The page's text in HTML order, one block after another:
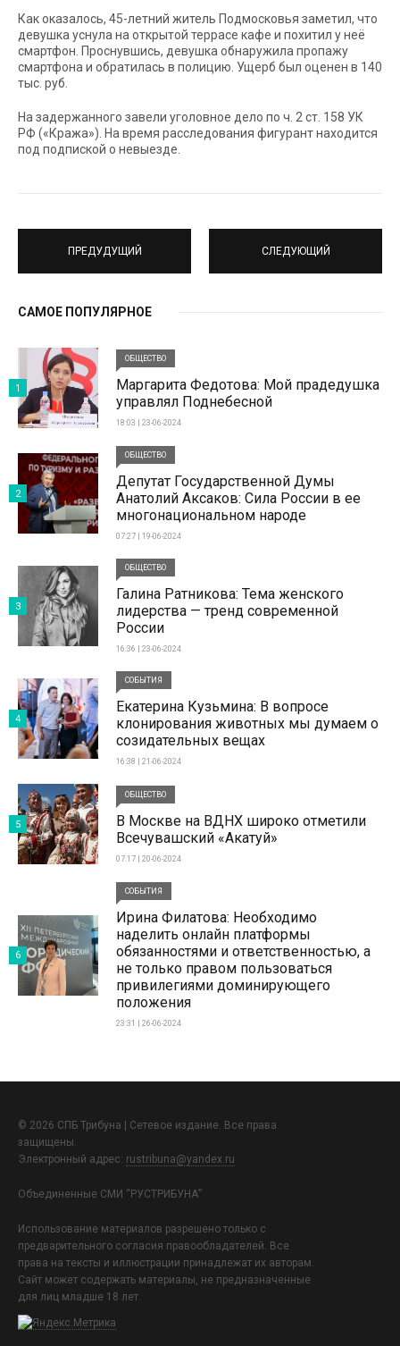
Как оказалось, 45-летний житель Подмосковья заметил, что
девушка уснула на открытой террасе кафе и похитил у неё
смартфон. Проснувшись, девушка обнаружила пропажу
смартфона и обратилась в полицию. Ущерб был оценен в 140
тыс. руб.
На задержанного завели уголовное дело по ч. 2 ст. 158 УК
РФ («Кража»). На время расследования фигурант находится
под подпиской о невыезде.
ПРЕДУДУЩИЙ СЛЕДУЮЩИЙ
САМОЕ ПОПУЛЯРНОЕ
ОБЩЕСТВО
Маргарита Федотова: Мой прадедушка
управлял Поднебесной
18:03 | 23-06-2024
1
ОБЩЕСТВО
Депутат Государственной Думы
Анатолий Аксаков: Сила России в ее
многонациональном народе
07:27 | 19-06-2024
2
ОБЩЕСТВО
Галина Ратникова: Тема женского
лидерства — тренд современной
России
16:36 | 23-06-2024
3
СОБЫТИЯ
Екатерина Кузьмина: В вопросе
клонирования животных мы думаем о
созидательных вещах
16:38 | 21-06-2024
4
ОБЩЕСТВО
В Москве на ВДНХ широко отметили
Всечувашский «Акатуй»
07:17 | 20-06-2024
5
СОБЫТИЯ
Ирина Филатова: Необходимо
наделить онлайн платформы
обязанностями и ответственностью, а
не только правом пользоваться
привилегиями доминирующего
положения
23:31 | 26-06-2024
6
© 2026 СПБ Трибуна | Сетевое издание. Все права
защищены.
Электронный адрес: rustribuna@yandex.ru
Объединенные СМИ “РУСТРИБУНА”
Использование материалов разрешено только с
предварительного согласия правообладателей. Все
права на тексты и иллюстрации принадлежат их авторам.
Сайт может содержать материалы, не предназначенные
для лиц младше 18 лет.